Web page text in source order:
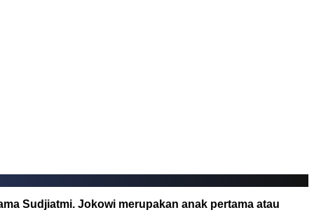
Sudjiatmi. Jokowi merupakan anak pertama atau